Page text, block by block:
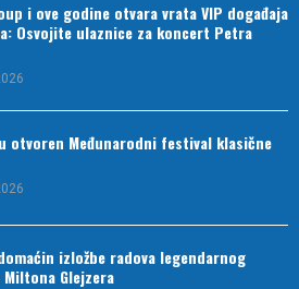
i ove godine otvara vrata VIP događaja
Osvojite ulaznice za koncert Petra
otvoren Međunarodni festival klasične
izložbe radova legendarnog
Glejzera